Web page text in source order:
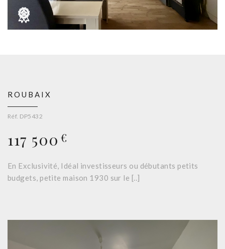
ROUBAIX
Réf. DP5432
117 500 €
En Exclusivité, Idéal investisseurs ou débutants petits
budgets, petite maison 1930 sur le [..]